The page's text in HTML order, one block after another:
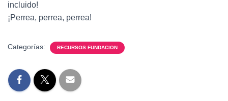
incluido!
¡Perrea, perrea, perrea!
Categorías: RECURSOS FUNDACION